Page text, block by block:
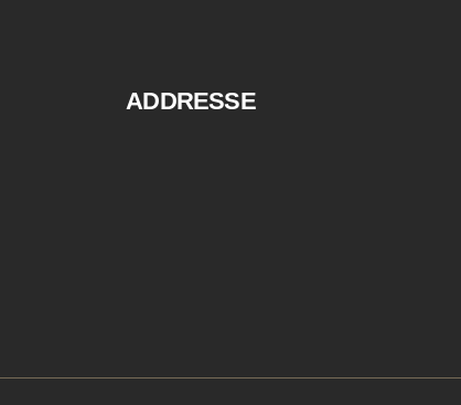
ADDRESSE